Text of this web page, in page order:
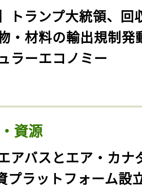
トランプ大統領、回
・材料の輸出規制発
ラーエコノミー
資源
アバスとエア・カナ
プラットフォーム設